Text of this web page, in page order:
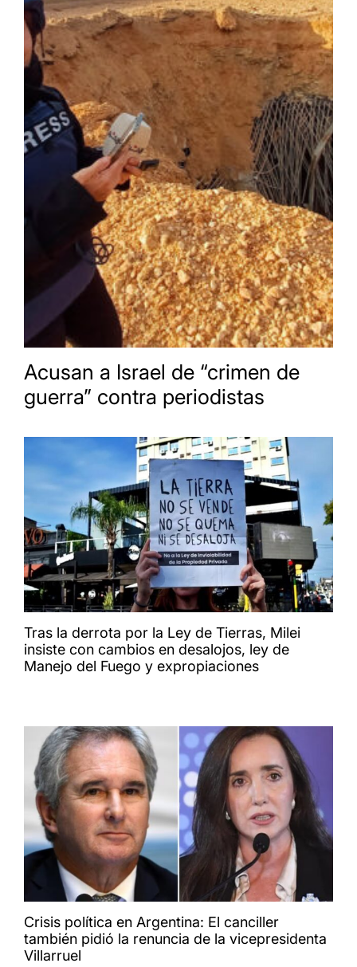
Acusan a Israel de “crimen de
guerra” contra periodistas
Tras la derrota por la Ley de Tierras, Milei
insiste con cambios en desalojos, ley de
Manejo del Fuego y expropiaciones
Crisis política en Argentina: El canciller
también pidió la renuncia de la vicepresidenta
Villarruel